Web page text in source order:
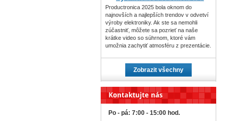
Productronica 2025 bola oknom do
najnovších a najlepších trendov v odvetví
výroby elektroniky. Ak ste sa nemohli
zúčastniť, môžete sa pozrieť na naše
krátke video so súhrnom, ktoré vám
umožnia zachytiť atmosféru z prezentácie.
Zobrazit všechny
Po - pá: 7:00 - 15:00 hod.